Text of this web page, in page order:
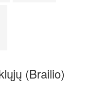
(Brailio)